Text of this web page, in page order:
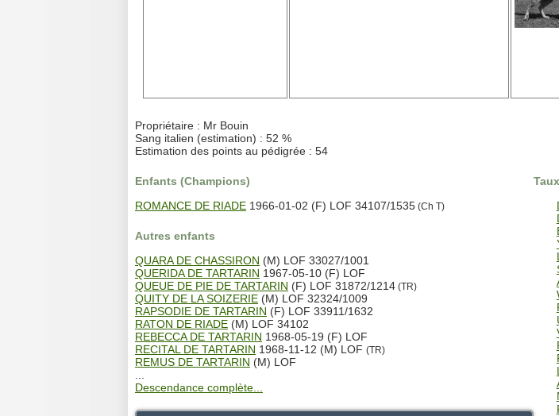
Propriétaire : Mr Bouin
Sang italien (estimation) : 52 %
Estimation des points au pédigrée : 54
Enfants (Champions)
ROMANCE DE RIADE 1966-01-02 (F) LOF 34107/1535 (Ch T)
Autres enfants
QUARA DE CHASSIRON (M) LOF 33027/1001
QUERIDA DE TARTARIN 1967-05-10 (F) LOF
QUEUE DE PIE DE TARTARIN (F) LOF 31872/1214 (TR)
QUITY DE LA SOIZERIE (M) LOF 32324/1009
RAPSODIE DE TARTARIN (F) LOF 33911/1632
RATON DE RIADE (M) LOF 34102
REBECCA DE TARTARIN 1968-05-19 (F) LOF
RECITAL DE TARTARIN 1968-11-12 (M) LOF (TR)
REMUS DE TARTARIN (M) LOF
Descendance complète...